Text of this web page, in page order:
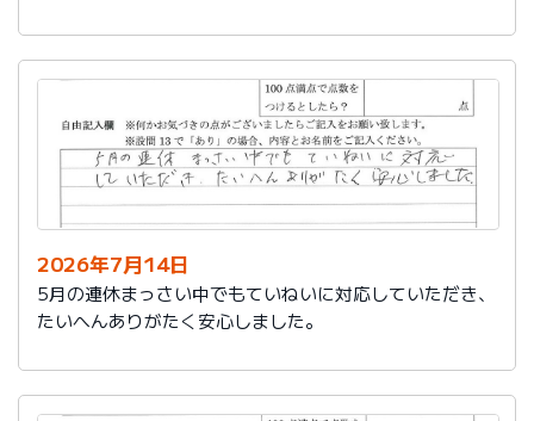
にも嫌な顔せず一生懸命して下さり頭が下がります。
・社員さんは、借りている駐車場の場所をメモしておら
れたのにはびっくりしました。（社員さんはよろしくお
伝え下さい）
今後もよろしくお願いします。
2026年7月14日
5月の連休まっさい中でもていねいに対応していただき、
たいへんありがたく安心しました。